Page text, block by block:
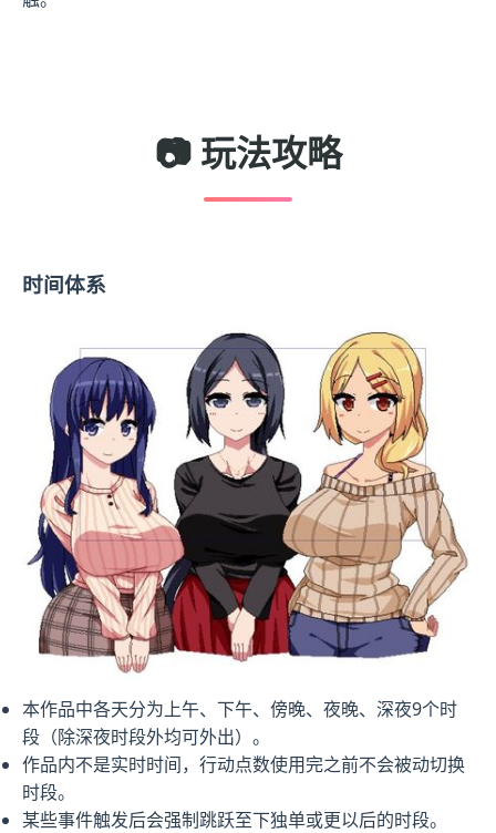
📷 玩法攻略
时间体系
本作品中各天分为上午、下午、傍晚、夜晚、深夜9个时
段（除深夜时段外均可外出）。
作品内不是实时时间，行动点数使用完之前不会被动切换
时段。
某些事件触发后会强制跳跃至下独单或更以后的时段。